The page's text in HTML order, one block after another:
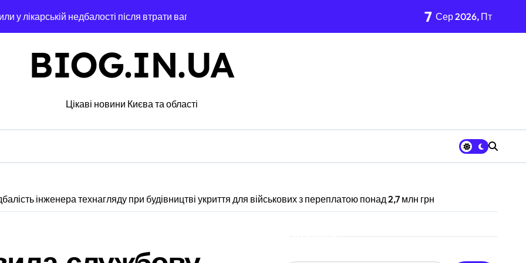
у лікарській недбалості після втрати вагітності після операції
Захисників у Києві: умови отримання до 40 тисяч гривень і процедура подачі документів
у чехів понад 12 млн грн: організаторів чекає судові розгляди
грн компенсацій: фінансова підтримка для постраждалих від війни підприємств
звинувачення: 6 квартир у Києві, апартаменти в Буковелі та активи на понад 20 млн грн
як вони розвиваються
7 Сер 2026, Пт
BIOG.IN.UA
Цікаві новини Києва та області
інженера технагляду при будівництві укриття для військових з переплатою понад 2,7 млн грн